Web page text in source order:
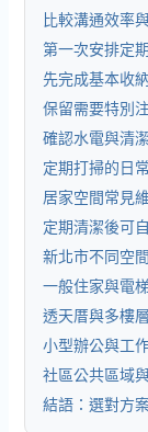
比較溝通效率
第一次安排定
先完成基本收
保留需要特別
確認水電與清
定期打掃的日
居家空間常見
定期清潔後可
新北市不同空
一般住家與電
透天厝與多樓
小型辦公與工
社區公共區域
結語：選對方